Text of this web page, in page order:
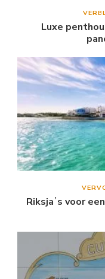
Luxe
Riksjaʼs voor